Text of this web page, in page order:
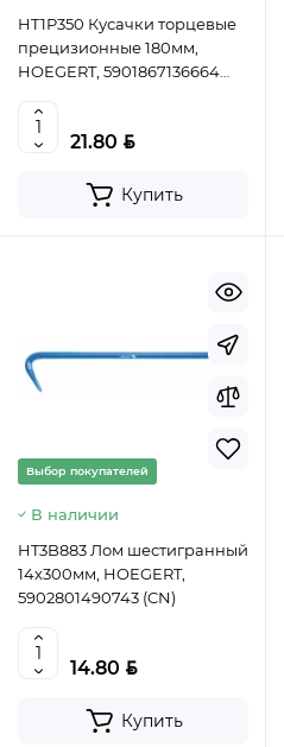
HT1P350 Кусачки торцевые
прецизионные 180мм,
HOEGERT, 5901867136664
21.80 BYN
Купить
Выбор покупателей
В наличии
HT3B883 Лом шестигранный
14х300мм, HOEGERT,
5902801490743 (CN)
14.80 BYN
Купить